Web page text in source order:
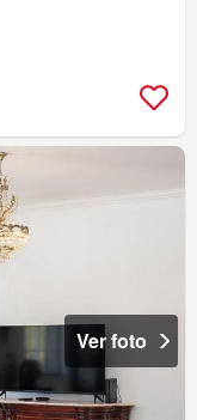
Ver foto